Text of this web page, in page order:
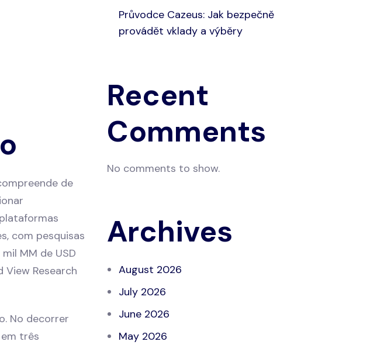
de
com pesquisas
MM de USD
Research
No decorrer
três
Průvodce Cazeus: Jak bezpečně
provádět vklady a výběry
Recent
Comments
No comments to show.
Archives
August 2026
July 2026
June 2026
May 2026